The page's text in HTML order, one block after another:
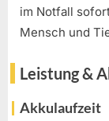
im Notfall
Mensch und
Leistung &
Akkulaufzeit